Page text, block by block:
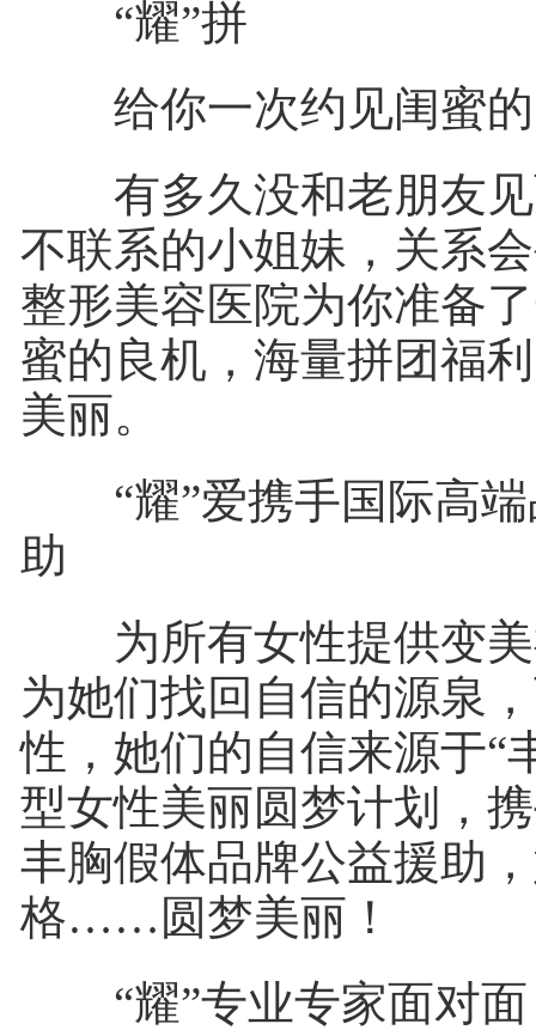
“耀”拼
给你一次约见闺蜜的
有多久没和老朋友见
不联系的小姐妹，关系
整形美容医院为你准备
蜜的良机，海量拼团福
美丽。
“耀”爱携手国际高端
助
为所有女性提供变美
为她们找回自信的源泉
性，她们的自信来源于“
型女性美丽圆梦计划，
丰胸假体品牌公益援助
格……圆梦美丽！
“耀”专业专家面对面